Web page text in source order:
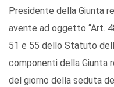
Presidente della Giunta
avente ad oggetto “Art.
51 e 55 dello Statuto
componenti della Giunta
del giorno della seduta